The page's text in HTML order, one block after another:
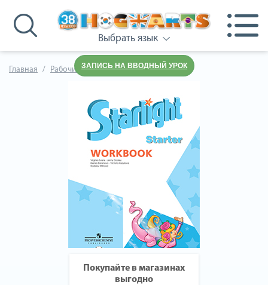
Выбрать язык
ЗАПИСЬ НА ВВОДНЫЙ УРОК
Главная Рабочие тетради
Покупайте в магазинах
выгодно